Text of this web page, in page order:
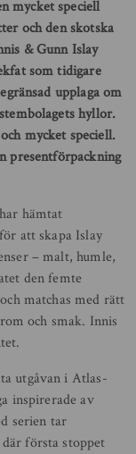
mycket speciell
och den skotska
& Gunn Islay
som tidigare
upplaga om
hyllor.
mycket speciell.
presentförpackning
hämtat
att skapa Islay
– malt, humle,
den femte
matchas med rätt
och smak. Innis
utgåvan i Atlas-
inspirerade av
serien tar
där första stoppet